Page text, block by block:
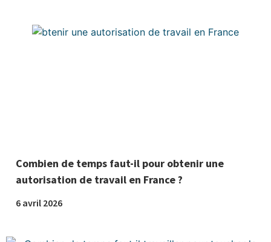
Combien de temps faut-il pour obtenir une
autorisation de travail en France ?
6 avril 2026